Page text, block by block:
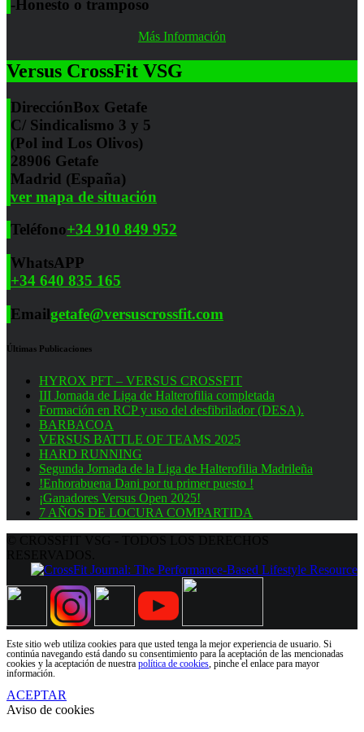
-Honesto o tramposo
Más Información
Versus CrossFit VSG
DirecciónBox Getafe
C/ Sindicalismo 3 y 5
(Pol ind Los Olivos)
28906 Getafe
Madrid (España)
ver mapa de situación
Teléfono+34 910 849 952
WhatsAPP
+34 640 835 165
Emailgetafe@versuscrossfit.com
Últimas Publicaciones
HYROX PFT – VERSUS CROSSFIT
III Jornada de Liga de Halterofilia completada
Formación en RCP y uso del desfibrilador (DESA).
BARBACOA
VERSUS BATTLE OF TEAMS 2025
HARD RUNNING
Segunda Jornada de la Liga de Halterofilia Madrileña
!Enhorabuena Dani por tu primer puesto !
¡Ganadores Versus Open 2025!
7 AÑOS DE LOCURA COMPARTIDA
Este sitio web utiliza cookies para que usted tenga la mejor experiencia de usuario. Si
continúa navegando está dando su consentimiento para la aceptación de las mencionadas
cookies y la aceptación de nuestra política de cookies , pinche el enlace para mayor
información.
ACEPTAR
Aviso de cookies